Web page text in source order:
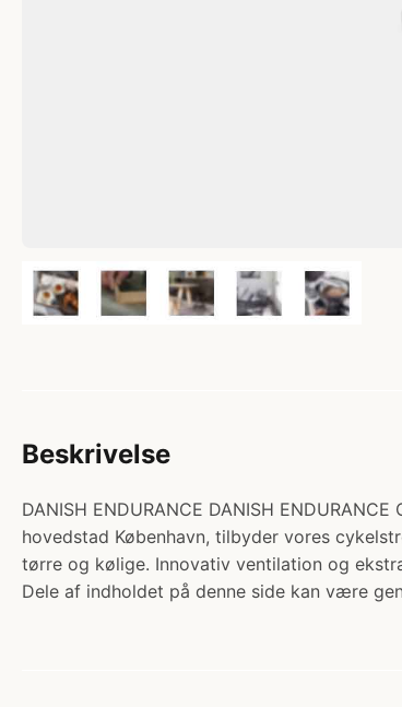
Beskrivelse
DANISH ENDURANCE DANISH
hovedstad København, tilbyder vores
tørre og kølige. Innovativ ventilation og
Dele af indholdet på denne side kan være